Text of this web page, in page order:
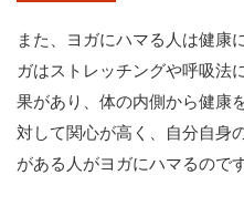
また、ヨガにハマる人は健康
ガはストレッチングや呼吸法
果があり、体の内側から健康
対して関心が高く、自分自身
がある人がヨガにハマるのです